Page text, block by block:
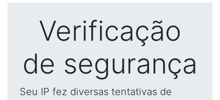
Verificação
de segurança
Seu IP fez diversas tentativas de